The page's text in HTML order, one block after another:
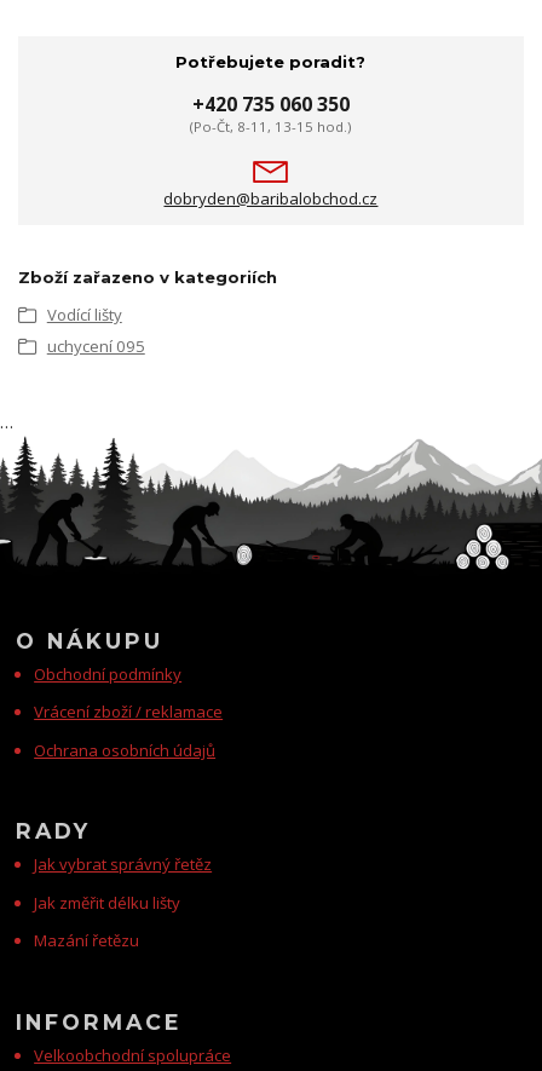
Potřebujete poradit?
+420 735 060 350
(Po-Čt, 8-11, 13-15 hod.)
dobryden@baribalobchod.cz
Zboží zařazeno v kategoriích
Vodící lišty
uchycení 095
O NÁKUPU
Obchodní podmínky
Vrácení zboží / reklamace
Ochrana osobních údajů
RADY
Jak vybrat správný řetěz
Jak změřit délku lišty
Mazání řetězu
INFORMACE
Velkoobchodní spolupráce
…